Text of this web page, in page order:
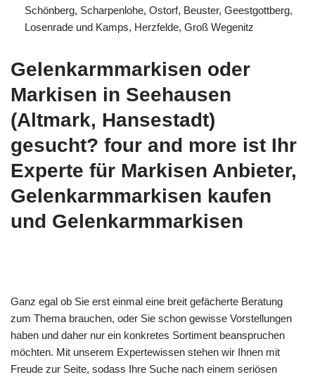
Schönberg, Scharpenlohe, Ostorf, Beuster, Geestgottberg,
Losenrade und Kamps, Herzfelde, Groß Wegenitz
Gelenkarmmarkisen oder
Markisen in Seehausen
(Altmark, Hansestadt)
gesucht? four and more ist Ihr
Experte für Markisen Anbieter,
Gelenkarmmarkisen kaufen
und Gelenkarmmarkisen
Ganz egal ob Sie erst einmal eine breit gefächerte Beratung
zum Thema brauchen, oder Sie schon gewisse Vorstellungen
haben und daher nur ein konkretes Sortiment beanspruchen
möchten. Mit unserem Expertewissen stehen wir Ihnen mit
Freude zur Seite, sodass Ihre Suche nach einem seriösen